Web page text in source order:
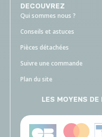
DECOUVREZ
Qui sommes nous ?
Conseils et astuces
Pièces détachées
Suivre une commande
Plan du site
LES MOYENS